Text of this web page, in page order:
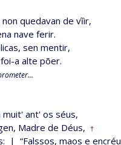
non quedavan de vĩir,
nave ferir.
sen mentir,
a alte põer.
muit' ant' os séus,
Madre de Déus, †
| “Falssos, maos e